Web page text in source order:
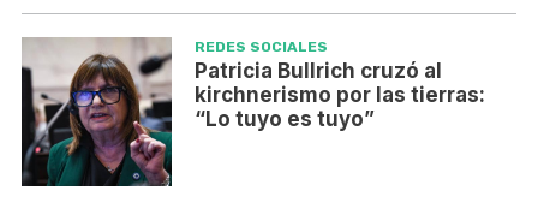
REDES SOCIALES
Patricia Bullrich cruzó al
kirchnerismo por las tierras:
“Lo tuyo es tuyo”